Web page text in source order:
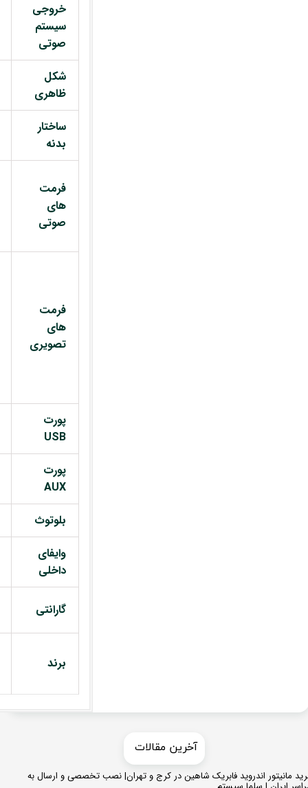
خروجی
سیستم
صوتی
شکل
ظاهری
ساختار
بدنه
فرمت
های
صوتی
فرمت
های
تصویری
پورت
USB
پورت
AUX
بلوتوث
وایفای
داخلی
گارانتی
برند
مانیتور اندروید فابریک شاهین در کرج و تهران| نصب تخصصی و ارسال به
​​آخرین مقالات